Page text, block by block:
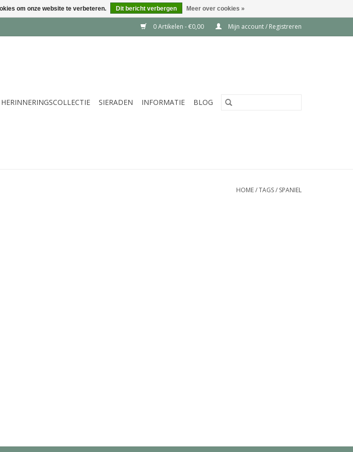
0 Artikelen - €0,00 Mijn account / Registreren
HERINNERINGSCOLLECTIE SIERADEN INFORMATIE BLOG
HOME/TAGS/ SPANIEL
om onze website te verbeteren. Dit bericht verbergen Meer over cookies »